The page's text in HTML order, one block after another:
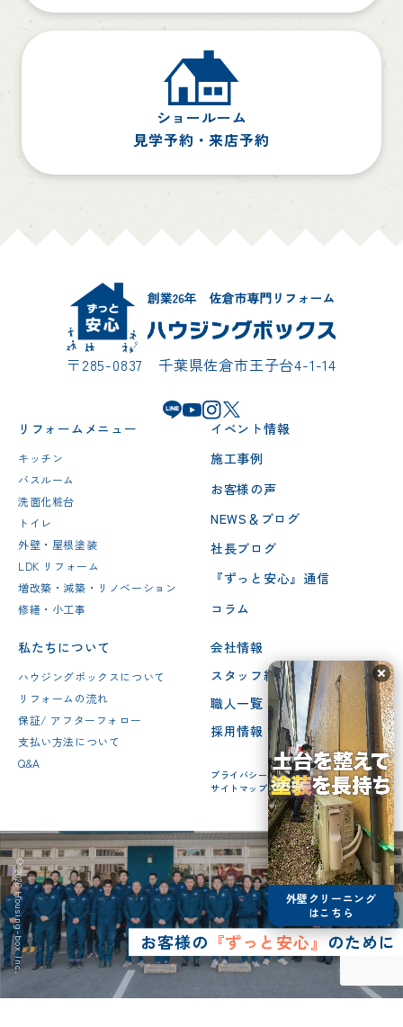
ショールーム
見学予約・来店予約
〒285-0837 千葉県佐倉市王子台4-1-14
リフォームメニュー
キッチン
バスルーム
洗面化粧台
トイレ
外壁・屋根塗装
LDK リフォーム
増改築・減築・リノベーション
修繕・小工事
イベント情報
施工事例
お客様の声
NEWS＆ブログ
社長ブログ
『ずっと安心』通信
コラム
私たちについて
ハウジングボックスについて
リフォームの流れ
保証/ アフターフォロー
支払い方法について
Q&A
会社情報
スタッフ紹介
職人一覧
採用情報
プライバシーポリシー
サイトマップ
お客様の 『ずっと安心』のために
© 2026 Housing-box Inc.
外壁クリーニング
はこちら